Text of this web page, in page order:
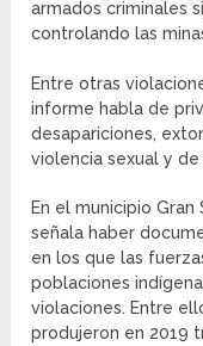
armados criminales
controlando las
Entre otras
informe habla de
desapariciones,
violencia sexual y de
En el municipio
señala haber
en los que las
poblaciones
violaciones. Entre
produjeron en 2019